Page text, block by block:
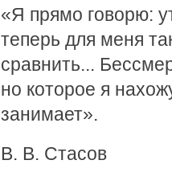
«Я прямо говорю:
теперь для меня
сравнить...
но которое я
занимает».
В. В. Стасов